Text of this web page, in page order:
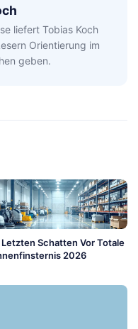
liefert Tobias Koch
Orientierung im
geben.
Letzten Schatten Vor Totale
2026